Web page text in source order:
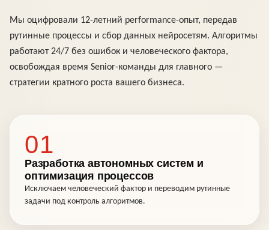
Мы оцифровали 12-летний performance-опыт, передав
рутинные процессы и сбор данных нейросетям. Алгоритмы
работают 24/7 без ошибок и человеческого фактора,
освобождая время Senior-команды для главного —
стратегии кратного роста вашего бизнеса.
01
Разработка автономных систем и
оптимизация процессов
Исключаем человеческий фактор и переводим рутинные
задачи под контроль алгоритмов.